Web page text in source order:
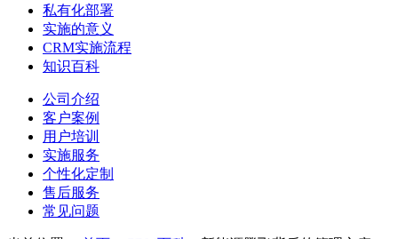
私有化部署
实施的意义
CRM实施流程
知识百科
公司介绍
客户案例
用户培训
实施服务
个性化定制
售后服务
常见问题